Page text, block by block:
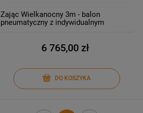
Zając Wielkanocny 3m - balon
pneumatyczny z indywidualnym
6 765,00 zł
DO KOSZYKA